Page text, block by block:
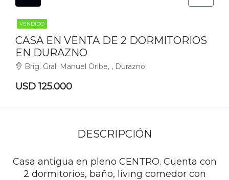
VENDIDO
CASA EN VENTA DE 2 DORMITORIOS
EN DURAZNO
Brig. Gral. Manuel Oribe, , Durazno
USD 125.000
DESCRIPCIÓN
Casa antigua en pleno CENTRO. Cuenta con
2 dormitorios, baño, living comedor con